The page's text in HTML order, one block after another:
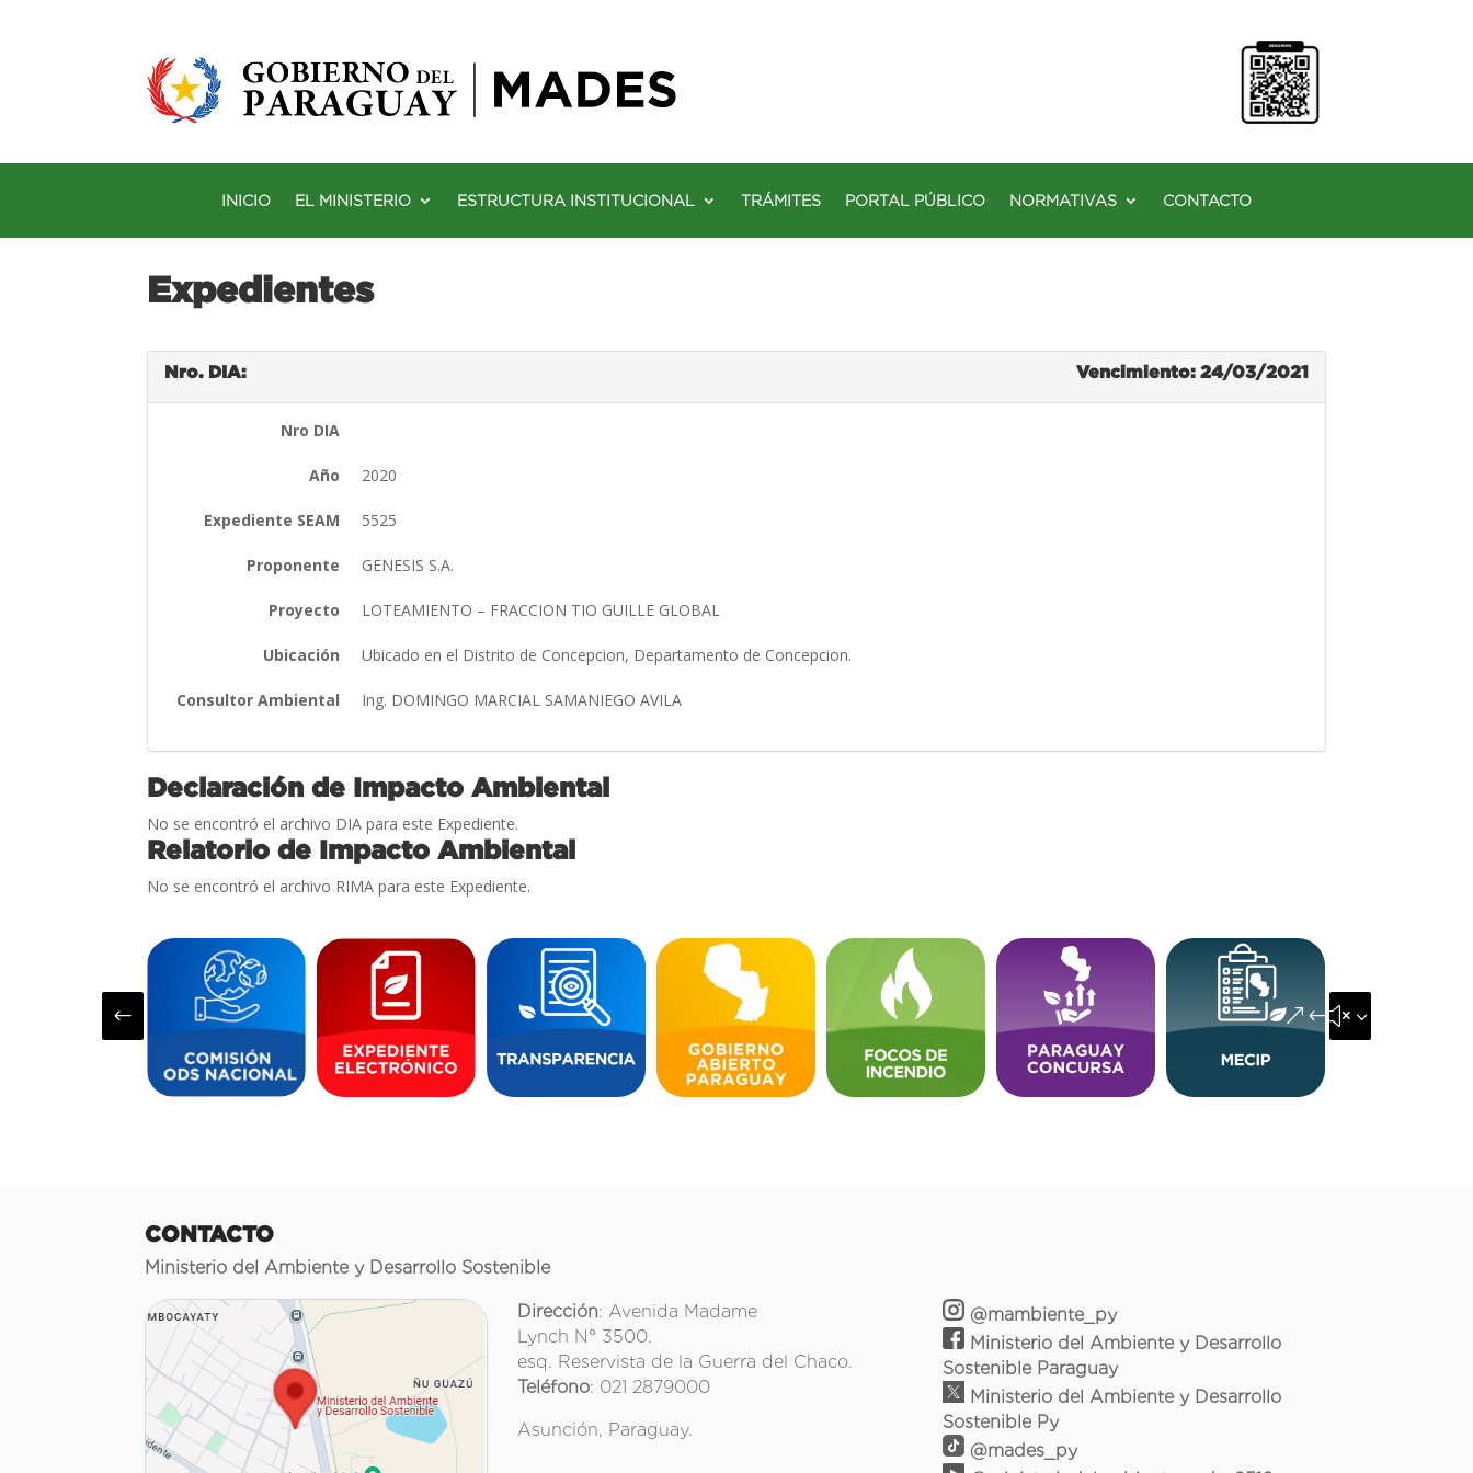
INICIO EL MINISTERIO ESTRUCTURA INSTITUCIONAL TRÁMITES PORTAL PÚBLICO NORMATIVAS CONTACTO
Expedientes
Nro. DIA: Vencimiento: 24/03/2021
Nro DIA
Año 2020
Expediente SEAM 5525
Proponente GENESIS S.A.
Proyecto LOTEAMIENTO – FRACCION TIO GUILLE GLOBAL
Ubicación Ubicado en el Distrito de Concepcion, Departamento de Concepcion.
Consultor Ambiental Ing. DOMINGO MARCIAL SAMANIEGO AVILA
Declaración de Impacto Ambiental
No se encontró el archivo DIA para este Expediente.
Relatorio de Impacto Ambiental
No se encontró el archivo RIMA para este Expediente.
# &#x35;
CONTACTO
Ministerio del Ambiente y Desarrollo Sostenible
Dirección: Avenida Madame
Lynch N° 3500.
esq. Reservista de la Guerra del Chaco.
Teléfono: 021 2879000
Asunción, Paraguay.
@mambiente_py
Ministerio del Ambiente y Desarrollo
Sostenible Paraguay
Ministerio del Ambiente y Desarrollo
Sostenible Py
@mades_py